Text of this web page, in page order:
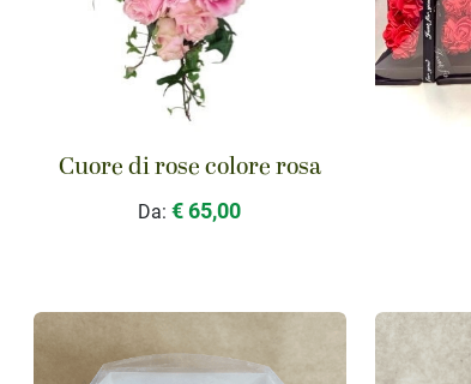
Cuore di rose colore rosa
Da:€ 65,00